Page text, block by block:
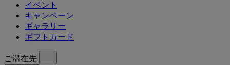
イベント
キャンペーン
ギャラリー
ギフトカード
ご滞在先